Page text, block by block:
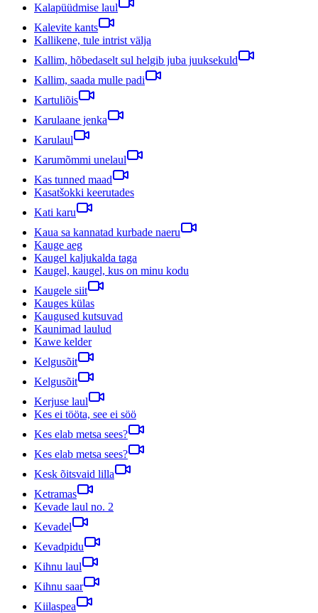
Kalapüüdmise laul
Kalevite kants
Kallikene, tule intrist välja
Kallim, hõbedaselt sul helgib juba juuksekuld
Kallim, saada mulle padi
Kartuliõis
Karulaane jenka
Karulaul
Karumõmmi unelaul
Kas tunned maad
Kasatšokki keerutades
Kati karu
Kaua sa kannatad kurbade naeru
Kauge aeg
Kaugel kaljukalda taga
Kaugel, kaugel, kus on minu kodu
Kaugele siit
Kauges külas
Kaugused kutsuvad
Kaunimad laulud
Kawe kelder
Kelgusõit
Kelgusõit
Kerjuse laul
Kes ei tööta, see ei söö
Kes elab metsa sees?
Kes elab metsa sees?
Kesk õitsvaid lilla
Ketramas
Kevade laul no. 2
Kevadel
Kevadpidu
Kihnu laul
Kihnu saar
Kiilaspea